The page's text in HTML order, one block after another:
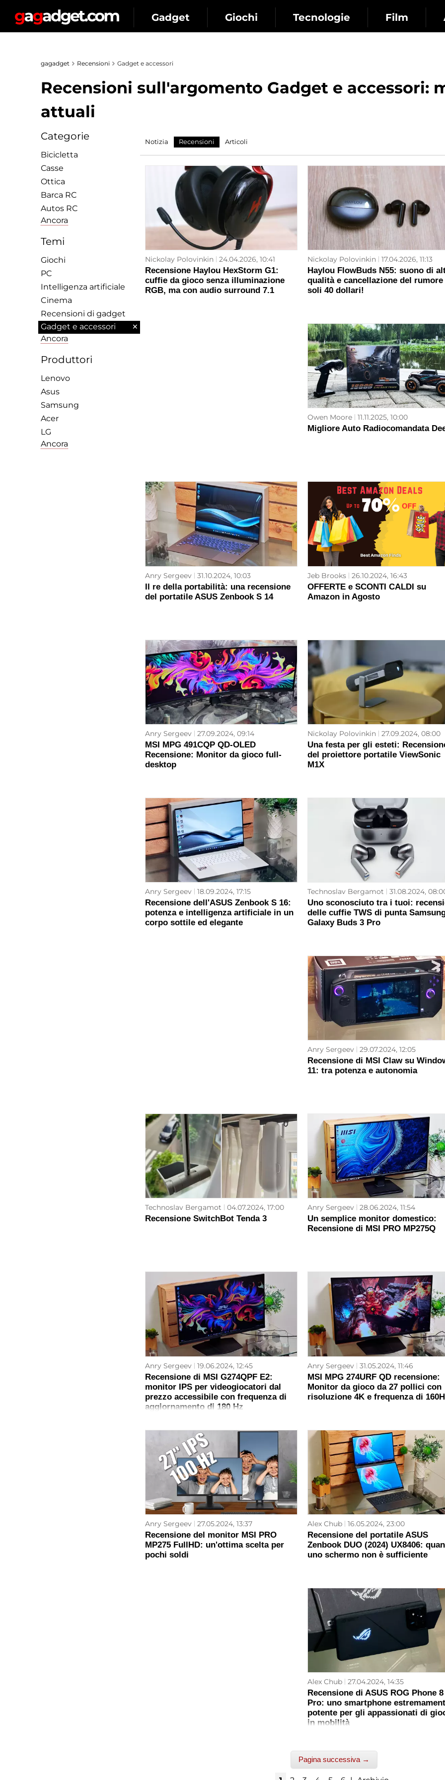
Gadget Giochi Tecnologie Film
gagadget Recensioni Gadget e accessori
Recensioni sull'argomento Gadget e accessori:
attuali
Notizia Recensioni Articoli
Nickolay Polovinkin 24.04.2026, 10:41
Recensione Haylou HexStorm G1:
cuffie da gioco senza illuminazione
RGB, ma con audio surround 7.1
Nickolay Polovinkin 17.04.2026, 11:13
Haylou FlowBuds N55: suono di
qualità e cancellazione del rumore
soli 40 dollari!
Owen Moore 11.11.2025, 10:00
Migliore Auto Radiocomandata
Anry Sergeev 31.10.2024, 10:03
Il re della portabilità: una recensione
del portatile ASUS Zenbook S 14
Jeb Brooks 26.10.2024, 16:43
OFFERTE e SCONTI CALDI su
Amazon in Agosto
Anry Sergeev 27.09.2024, 09:14
MSI MPG 491CQP QD-OLED
Recensione: Monitor da gioco full-
desktop
Nickolay Polovinkin 27.09.2024, 08:00
Una festa per gli esteti:
del proiettore portatile ViewSonic
M1X
Anry Sergeev 18.09.2024, 17:15
Recensione dell'ASUS Zenbook S 16:
potenza e intelligenza artificiale in un
corpo sottile ed elegante
Technoslav Bergamot 31.08.2024,
Uno sconosciuto tra i tuoi:
delle cuffie TWS di punta
Galaxy Buds 3 Pro
Anry Sergeev 29.07.2024, 12:05
Recensione di MSI Claw su
11: tra potenza e autonomia
Technoslav Bergamot 04.07.2024, 17:00
Recensione SwitchBot Tenda 3
Anry Sergeev 28.06.2024, 11:54
Un semplice monitor domestico:
Recensione di MSI PRO MP275Q
Anry Sergeev 19.06.2024, 12:45
Recensione di MSI G274QPF E2:
monitor IPS per videogiocatori dal
prezzo accessibile con frequenza di
aggiornamento di 180 Hz
Anry Sergeev 31.05.2024, 11:46
MSI MPG 274URF QD recensione:
Monitor da gioco da 27 pollici con
risoluzione 4K e frequenza di
Anry Sergeev 27.05.2024, 13:37
Recensione del monitor MSI PRO
MP275 FullHD: un'ottima scelta per
pochi soldi
Alex Chub 16.05.2024, 23:00
Recensione del portatile ASUS
Zenbook DUO (2024) UX8406:
uno schermo non è sufficiente
Alex Chub 27.04.2024, 14:35
Recensione di ASUS ROG Phone 8
Pro: uno smartphone
potente per gli appassionati di
in mobilità
Categorie
Bicicletta
Сasse
Ottica
Barca RC
Autos RC
Ancora
Temi
Giochi
PC
Intelligenza artificiale
Cinema
Recensioni di gadget
Gadget e accessori
×
Ancora
Produttori
Lenovo
Asus
Samsung
Acer
LG
Ancora
Pagina successiva →